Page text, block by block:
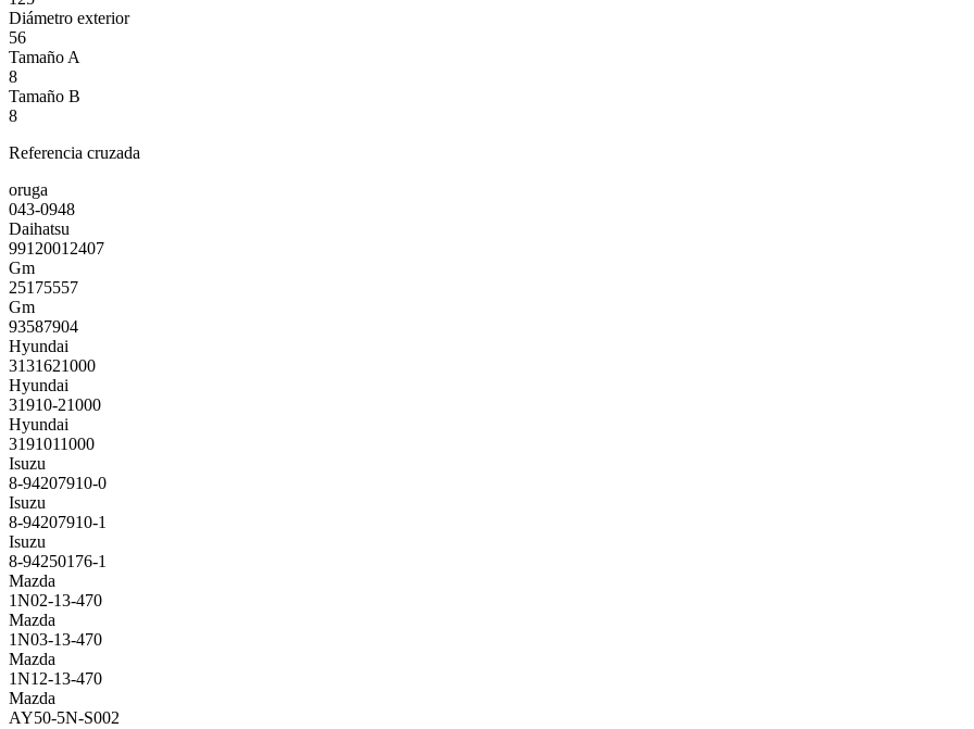
Diámetro exterior
56
Tamaño A
8
Tamaño B
8
Referencia cruzada
oruga
043-0948
Daihatsu
99120012407
Gm
25175557
Gm
93587904
Hyundai
3131621000
Hyundai
31910-21000
Hyundai
3191011000
Isuzu
8-94207910-0
Isuzu
8-94207910-1
Isuzu
8-94250176-1
Mazda
1N02-13-470
Mazda
1N03-13-470
Mazda
1N12-13-470
Mazda
AY50-5N-S002